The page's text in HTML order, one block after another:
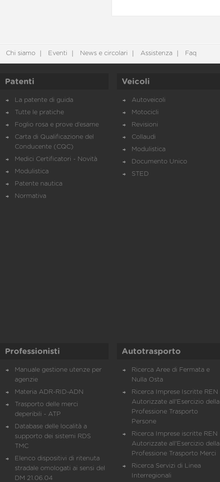
Chi siamo Eventi News e circolari Assistenza Faq
Patenti
La patente di guida
Tutte le pratiche
Foglio rosa e prove d’esame
Carta di Qualificazione del
Conducente (CQC)
Medici Certificatori - Novità
Modulistica
Patente nautica
Normativa
Veicoli
Autoveicoli
Motocicli
Revisioni
Collaudi
Modulistica
Documento Unico
STED
Professionisti
Manuale gestione utenze per
agenzie
Materia ADR-RID-ADN
Trasporto delle merci
deperibili - ATP
Database delle località a
supporto dei sistemi RDS
TMC
Elenco dispositivi di ritenuta
stradale omologati ai sensi del
DM 21.06.04
Autotrasporto
Ricerca Aree di Fermata e
Nulla Osta
Ricerca Imprese Iscritte REN
Autorizzate all'Esercizio della
Professione Trasporto
Persone
Ricerca Imprese iscritte REN
Autorizzate all'Esercizio della
Professione Trasporto Merci
Ricerca Servizi di Linea
Interregionali